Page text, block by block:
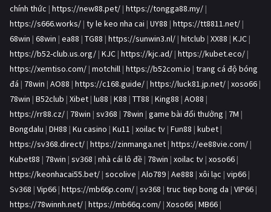
chính thức | https://new88.pet/ | https://tongga88.my/ |
https://s666.works/ | ty le keo nha cai | UY88 | https://tt8811.net/ |
68win | 68win | ea88 | TG88 | https://sunwin3.nl/ | hitclub | XX88 | KJC |
https://b52-club.us.org/ | KJC | https://kjc.ad/ | https://kubet.eco/ |
https://xemtiso.com/ | motchill | https://b52com.io | trang cá độ bóng
đá | 78win | AO88 | https://c168.guide/ | https://luck81.jp.net/ | xoso66 |
78win | B52club | Xibet | lu88 | K88 | TT88 | King88 | AO88 |
https://rr88.cz/ | 78win | sv368 | 78win | game bài đổi thưởng | 7M |
Bongdalu | DH88 | Ku casino | Ku11 | xoilac tv | Fun88 | kubet |
https://sv368.direct/ | https://zinmanga.net | https://ee88vie.com/ |
Kubet88 | 78win | sv368 | nhà cái lô đề | 78win | xoilac tv | xoso66 |
https://keonhacai55.bet/ | socolive | Alo789 | Ae888 | xôi lạc | vip66 |
Sv368 | Vip66 | https://mb66p.com/ | sv368 | truc tiep bong da | VIP66 |
https://78winnh.net/ | https://mb66q.com/ | Xoso66 | MB66 |